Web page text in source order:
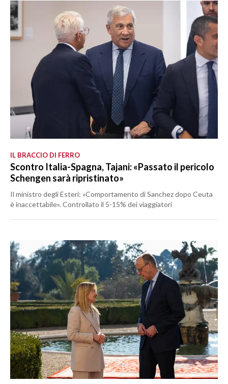
IL BRACCIO DI FERRO
Scontro Italia-Spagna, Tajani: «Passato il pericolo
Schengen sarà ripristinato»
Il ministro degli Esteri: «Comportamento di Sanchez dopo Ceuta
è inaccettabile». Controllato il 5-15% dei viaggiatori